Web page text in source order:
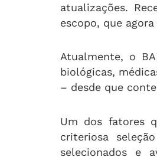
atualizações.
escopo, que
Atualmente, o
biológicas,
– desde que
Um dos fatores
criteriosa
selecionados e